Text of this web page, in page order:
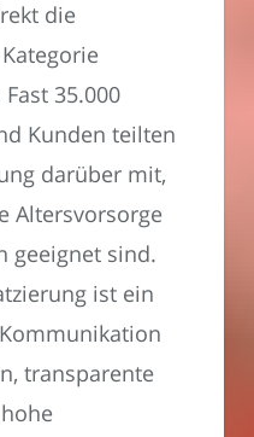
die
35.000
Kunden teilten
darüber mit,
Altersvorsorge
geeignet sind.
ist ein
transparente